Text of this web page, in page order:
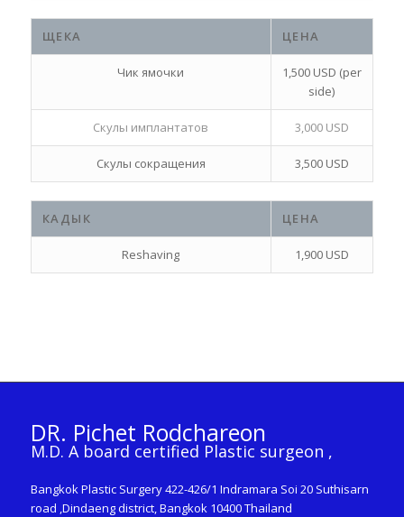
ЩЕКА ЦЕНА
Чик ямочки
1,500 USD (per
side)
Скулы имплантатов 3,000 USD
Скулы сокращения 3,500 USD
КАДЫК ЦЕНА
Reshaving 1,900 USD
DR. Pichet Rodchareon
M.D. A board certified Plastic surgeon ,
Bangkok Plastic Surgery 422-426/1 Indramara Soi 20 Suthisarn
road ,Dindaeng district, Bangkok 10400 Thailand